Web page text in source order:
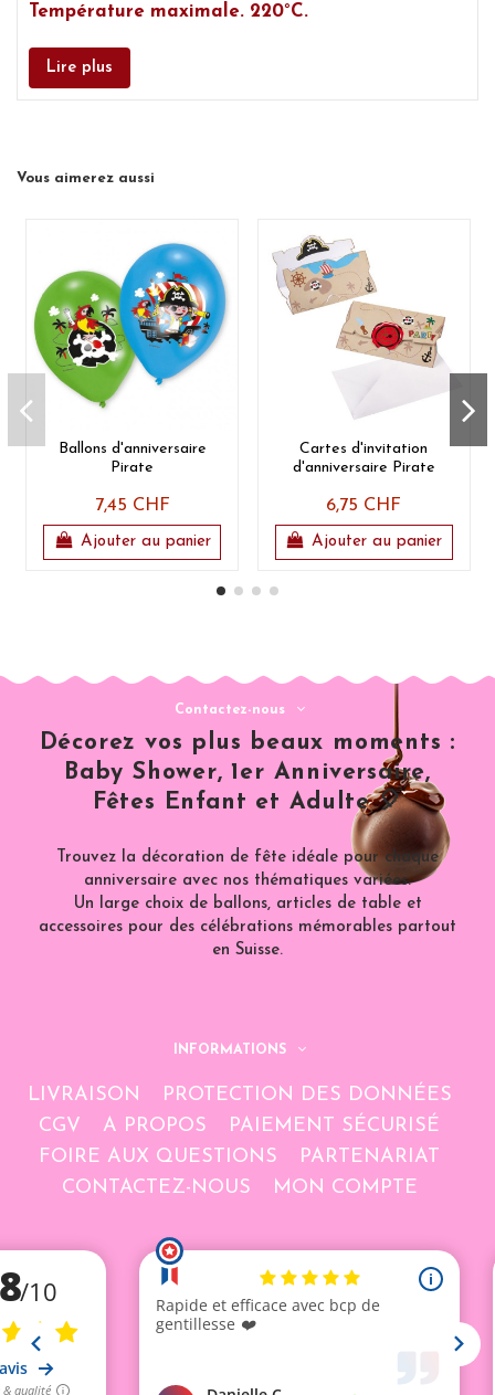
Température maximale. 220°C.
Lire plus
Vous aimerez aussi
Ballons d'anniversaire
Pirate
7,45 CHF
Ajouter au panier
Cartes d'invitation
d'anniversaire Pirate
6,75 CHF
Ajouter au panier
Contactez-nous
Décorez vos plus beaux moments :
Baby Shower, 1er Anniversaire,
Fêtes Enfant et Adulte 🎈
Trouvez la décoration de fête idéale pour chaque
anniversaire avec nos thématiques variées.
Un large choix de ballons, articles de table et
accessoires pour des célébrations mémorables partout
en Suisse.
INFORMATIONS
LIVRAISON
PROTECTION DES DONNÉES
CGV
A PROPOS
PAIEMENT SÉCURISÉ
FOIRE AUX QUESTIONS
PARTENARIAT
CONTACTEZ-NOUS
MON COMPTE